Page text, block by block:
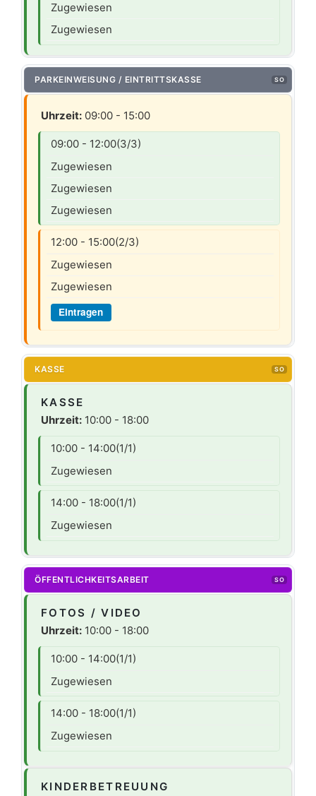
Zugewiesen
Zugewiesen
PARKEINWEISUNG / EINTRITTSKASSE SO
Uhrzeit: 09:00 - 15:00
09:00 - 12:00(3/3)
Zugewiesen
Zugewiesen
Zugewiesen
12:00 - 15:00(2/3)
Zugewiesen
Zugewiesen
Eintragen
KASSE SO
KASSE
Uhrzeit: 10:00 - 18:00
10:00 - 14:00(1/1)
Zugewiesen
14:00 - 18:00(1/1)
Zugewiesen
ÖFFENTLICHKEITSARBEIT SO
FOTOS / VIDEO
Uhrzeit: 10:00 - 18:00
10:00 - 14:00(1/1)
Zugewiesen
14:00 - 18:00(1/1)
Zugewiesen
KINDERBETREUUNG